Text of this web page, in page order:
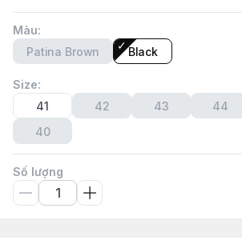
Màu:
Patina Brown
Black
Size:
41
42 43 44
40
Số lượng